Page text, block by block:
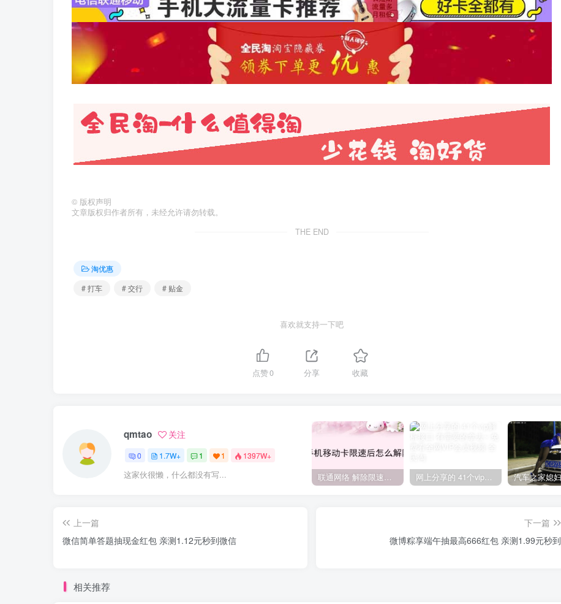
© 版权声明
文章版权归作者所有，未经允许请勿转载。
THE END
淘优惠
# 打车
# 交行 # 贴金
喜欢就支持一下吧
点赞0 分享 收藏
qmtao 关注
0 1.7W+ 1 1 1397W+
这家伙很懒，什么都没有写... 联通网络 解除限速方法参考！畅享、畅玩、老白干等及其它地区自测了 网上分享的 41个vip解析接口 有需要的拿去~ 免费看全网VIP会员视频
上一篇
微信简单答题抽现金红包 亲测1.12元秒到微信
下一篇
微博粽享端午抽最高666红包 亲测1.99元秒到
相关推荐